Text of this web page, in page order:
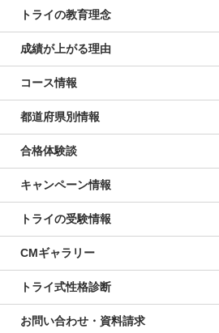
トライの教育理念
成績が上がる理由
コース情報
都道府県別情報
合格体験談
キャンペーン情報
トライの受験情報
CMギャラリー
トライ式性格診断
お問い合わせ・資料請求